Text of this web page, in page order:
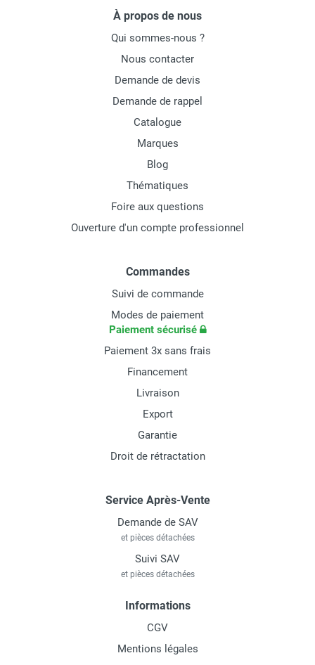
À propos de nous
Qui sommes-nous ?
Nous contacter
Demande de devis
Demande de rappel
Catalogue
Marques
Blog
Thématiques
Foire aux questions
Ouverture d'un compte professionnel
Commandes
Suivi de commande
Modes de paiement
Paiement sécurisé
Paiement 3x sans frais
Financement
Livraison
Export
Garantie
Droit de rétractation
Service Après-Vente
Demande de SAV
et pièces détachées
Suivi SAV
et pièces détachées
Informations
CGV
Mentions légales